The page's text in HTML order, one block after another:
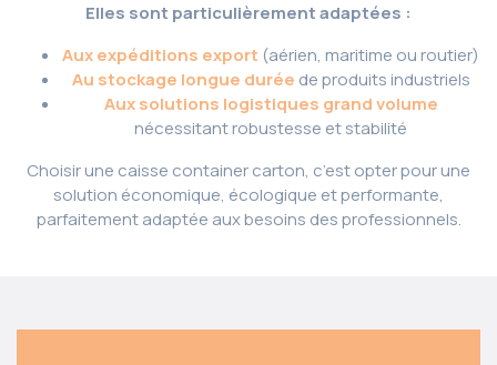
Elles sont particulièrement adaptées :
Aux expéditions export (aérien, maritime ou routier)
Au stockage longue durée de produits industriels
Aux solutions logistiques grand volume
nécessitant robustesse et stabilité
Choisir une caisse container carton, c’est opter pour une
solution économique, écologique et performante,
parfaitement adaptée aux besoins des professionnels.